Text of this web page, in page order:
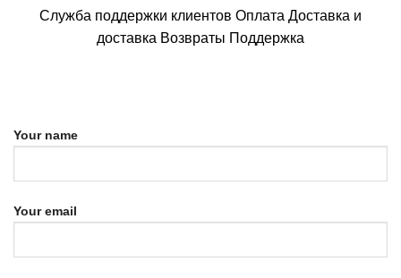
Служба поддержки клиентов Оплата Доставка и
доставка Возвраты Поддержка
Your name
Your email